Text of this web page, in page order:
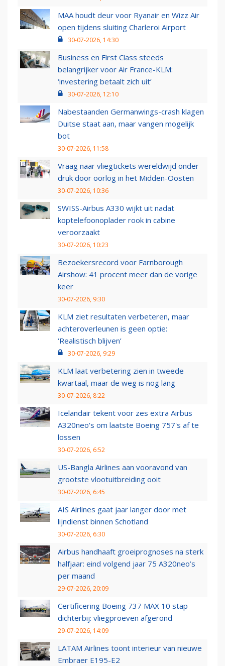
MAA houdt deur voor Ryanair en Wizz Air
open tijdens sluiting Charleroi Airport
30-07-2026, 14:30
Business en First Class steeds
belangrijker voor Air France-KLM:
‘investering betaalt zich uit’
30-07-2026, 12:10
Nabestaanden Germanwings-crash klagen
Duitse staat aan, maar vangen mogelijk
bot
30-07-2026, 11:58
Vraag naar vliegtickets wereldwijd onder
druk door oorlog in het Midden-Oosten
30-07-2026, 10:36
SWISS-Airbus A330 wijkt uit nadat
koptelefoonoplader rook in cabine
veroorzaakt
30-07-2026, 10:23
Bezoekersrecord voor Farnborough
Airshow: 41 procent meer dan de vorige
keer
30-07-2026, 9:30
KLM ziet resultaten verbeteren, maar
achteroverleunen is geen optie:
‘Realistisch blijven’
30-07-2026, 9:29
KLM laat verbetering zien in tweede
kwartaal, maar de weg is nog lang
30-07-2026, 8:22
Icelandair tekent voor zes extra Airbus
A320neo's om laatste Boeing 757's af te
lossen
30-07-2026, 6:52
US-Bangla Airlines aan vooravond van
grootste vlootuitbreiding ooit
30-07-2026, 6:45
AIS Airlines gaat jaar langer door met
lijndienst binnen Schotland
30-07-2026, 6:30
Airbus handhaaft groeiprognoses na sterk
halfjaar: eind volgend jaar 75 A320neo’s
per maand
29-07-2026, 20:09
Certificering Boeing 737 MAX 10 stap
dichterbij: vliegproeven afgerond
29-07-2026, 14:09
LATAM Airlines toont interieur van nieuwe
Embraer E195-E2